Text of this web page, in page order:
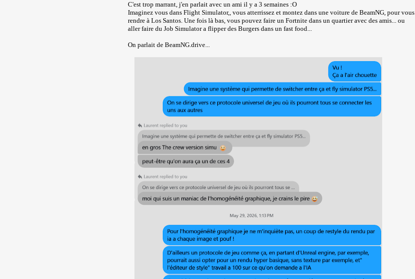
C'est trop marrant, j'en parlait avec un ami il y a 3 semaines :O
Imaginez vous dans Flight Simulator,, vous atterrissez et montez dans une voiture de BeamNG, pour vous
rendre à Los Santos. Une fois là bas, vous pouvez faire un Fortnite dans un quartier avec des amis... ou
aller faire du Job Simulator a flipper des Burgers dans un fast food...
On parlait de BeamNG.drive...